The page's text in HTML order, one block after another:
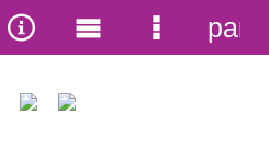
Narzędzia
Menu
główne
Menu